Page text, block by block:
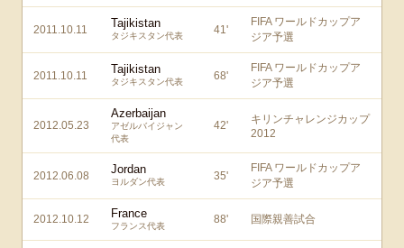
2011.10.11 Tajikistan
タジキスタン代表 41'
FIFA ワールドカップア
ジア予選
2011.10.11 Tajikistan
タジキスタン代表 68'
FIFA ワールドカップア
ジア予選
2012.05.23
Azerbaijan
アゼルバイジャン
代表
42'
キリンチャレンジカップ
2012
2012.06.08 Jordan
ヨルダン代表 35'
FIFA ワールドカップア
ジア予選
2012.10.12 France
フランス代表
88' 国際親善試合